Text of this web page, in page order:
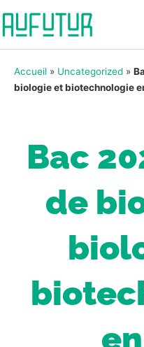
Accueil » Uncategorized »
biologie et biotechnologie
Bac
de